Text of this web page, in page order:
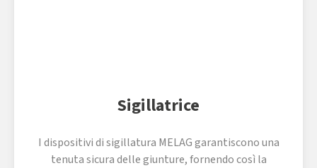
Sigillatrice
I dispositivi di sigillatura MELAG garantiscono una
tenuta sicura delle giunture, fornendo così la